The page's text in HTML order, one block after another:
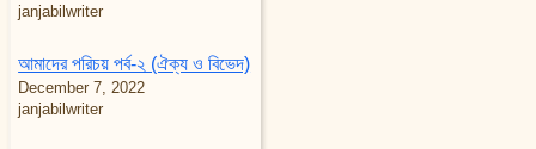
janjabilwriter
আমাদের পরিচয় পর্ব-২ (ঐক্য ও বিভেদ)
December 7, 2022
janjabilwriter